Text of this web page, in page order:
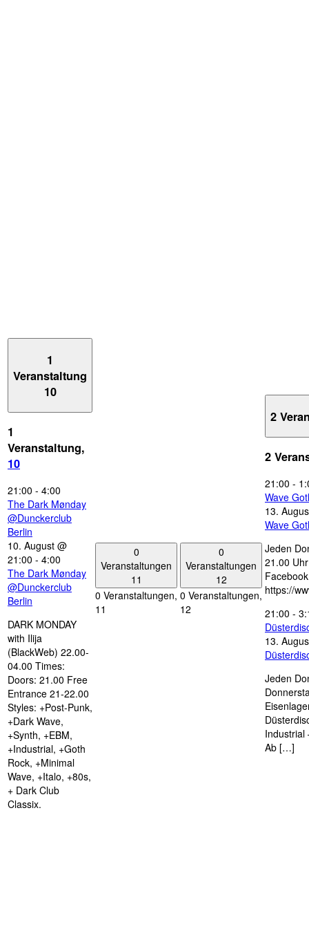
1
Veranstaltung
10
1
Veranstaltung,
10
21:00 - 4:00
The Dark Mønday
@Dunckerclub
Berlin
10. August @
21:00 - 4:00
The Dark Mønday
@Dunckerclub
Berlin
DARK MONDAY
with Ilija
(BlackWeb) 22.00-
04.00 Times:
Doors: 21.00 Free
Entrance 21-22.00
Styles: +Post-Punk,
+Dark Wave,
+Synth, +EBM,
+Industrial, +Goth
Rock, +Minimal
Wave, +Italo, +80s,
+ Dark Club
Classix.
0
Veranstaltungen
11
0 Veranstaltungen,
11
0
Veranstaltungen
12
0 Veranstaltungen,
12
2
2
21:00 -
Wave
13.
Wave
Jeden
21.00
https://
21:00 -
13.
Jeden
Industrial
Ab […]